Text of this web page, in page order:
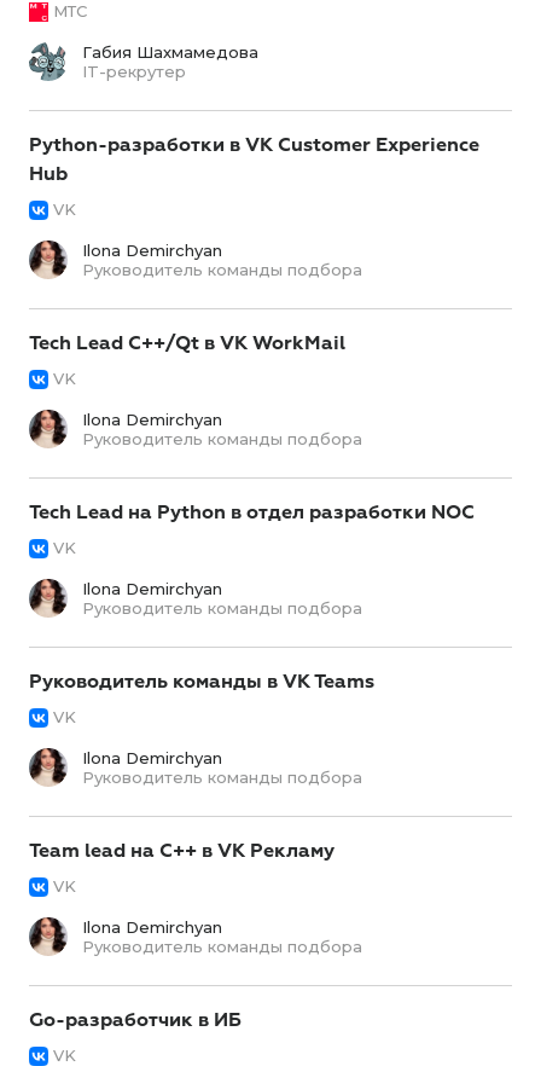
МТС
Габия Шахмамедова
IT-рекрутер
Python-разработки в VK Customer Experience
Hub
VK
Ilona Demirchyan
Руководитель команды подбора
Tech Lead C++/Qt в VK WorkMail
VK
Ilona Demirchyan
Руководитель команды подбора
Tech Lead на Python в отдел разработки NOC
VK
Ilona Demirchyan
Руководитель команды подбора
Руководитель команды в VK Teams
VK
Ilona Demirchyan
Руководитель команды подбора
Team lead на C++ в VK Рекламу
VK
Ilona Demirchyan
Руководитель команды подбора
Go-разработчик в ИБ
VK